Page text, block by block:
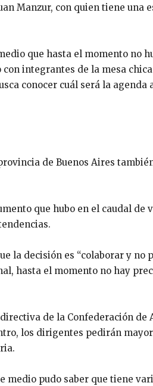
Manzur, con quien tiene una
que hasta el momento no
integrantes de la mesa
conocer cuál será la agenda
de Buenos Aires
que hubo en el caudal de
la decisión es “colaborar y no
hasta el momento no hay
de la Confederación de
los dirigentes pedirán
medio pudo saber que tiene